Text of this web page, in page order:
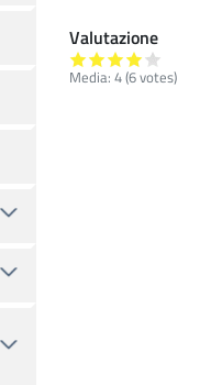
Valutazione
Media: 4(6votes)